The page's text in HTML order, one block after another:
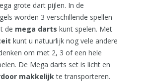
grote dart pijlen. In de
worden 3 verschillende spellen
de mega darts kunt spelen. Met
kunt u natuurlijk nog vele andere
om met 2, 3 of een hele
De Mega darts set is licht en
makkelijkte transporteren.